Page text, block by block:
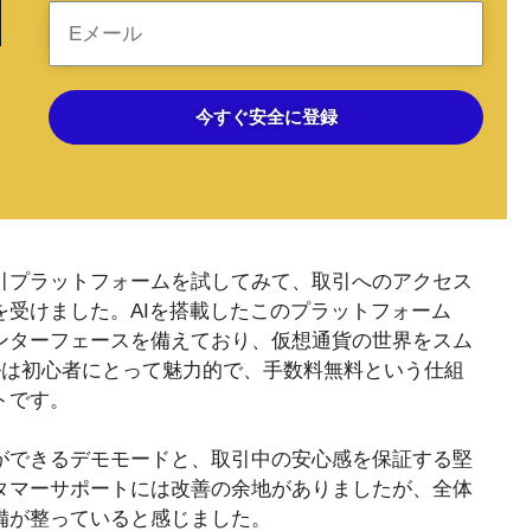
今すぐ安全に登録
プラットフォームを試してみて、取引へのアクセス
けました。AIを搭載したこのプラットフォーム
ーフェースを備えており、仮想通貨の世界をスム
初心者にとって魅力的で、手数料無料という仕組
す。
きるデモモードと、取引中の安心感を保証する堅
ーサポートには改善の余地がありましたが、全体
整っていると感じました。